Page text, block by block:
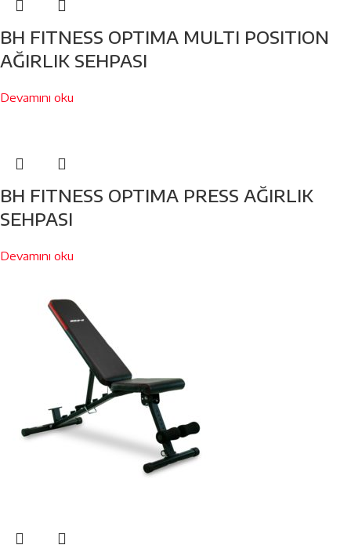
BH FITNESS OPTIMA MULTI POSITION
AĞIRLIK SEHPASI
Devamını oku
BH FITNESS OPTIMA PRESS AĞIRLIK
SEHPASI
Devamını oku